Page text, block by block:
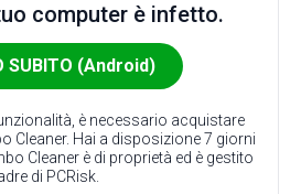
computer è infetto.
SUBITO (Android)
è necessario acquistare
Cleaner. Hai a disposizione 7 giorni
Cleaner è di proprietà ed è gestito
di PCRisk.